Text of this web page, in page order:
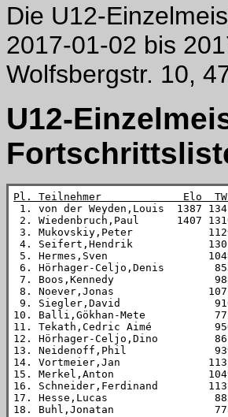
Die U12-
2017-01-02 bis
Wolfsbergstr. 10,
U12-
Pl. Teilnehmer             Elo
1. von der Weyden,Louis  1387
2. Wiedenbruch,Paul      1407
3. Mukovskiy,Peter
4. Seifert,Hendrik            1301
5. Hermes,Sven
6. Hörhager-Celjo,Denis
7. Boos,Kennedy
8. Noever,Jonas
9. Siegler,David               916
10. Balli,Gökhan-Mete
11. Tekath,Cedric Aimé
12. Hörhager-Celjo,Dino
13. Neidenoff,Phil              939
14. Vortmeier,Jan              1132
15. Merkel,Anton               1049
16. Schneider,Ferdinand
17. Hesse,Lucas                 882
18. Buhl,Jonatan                773